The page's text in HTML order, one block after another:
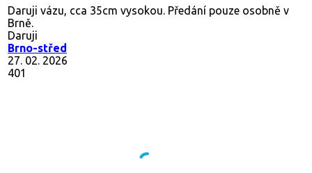
Daruji vázu, cca 35cm vysokou. Předání pouze osobně v
Brně.
Daruji
Brno-střed
27. 02. 2026
401